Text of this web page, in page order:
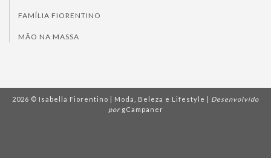
FAMÍLIA FIORENTINO
MÃO NA MASSA
2026 © Isabella Fiorentino | Moda, Beleza e Lifestyle | Desenvolvido
por gCampaner